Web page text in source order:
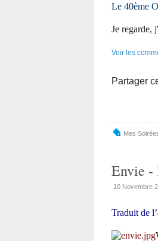
Le 40ème
Je regarde,
Voir les
Partager
Mes
Envie -
10 Novembre
Traduit de